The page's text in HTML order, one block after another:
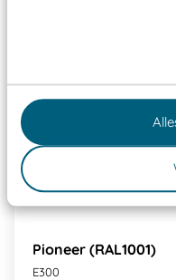
Pioneer (RAL1001)
E300